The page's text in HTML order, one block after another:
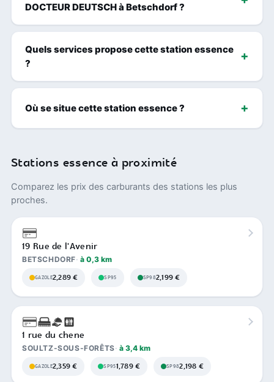
DOCTEUR DEUTSCH à Betschdorf ?
Quels services propose cette station essence
?
Où se situe cette station essence ?
Stations essence à proximité
Comparez les prix des carburants des stations les plus
proches.
19 Rue de l'Avenir
BETSCHDORF à 0,3 km
GAZOLE2,289 € SP95 SP982,199 €
1 rue du chene
SOULTZ-SOUS-FORÊTS à 3,4 km
GAZOLE2,359 € SP951,789 € SP982,198 €